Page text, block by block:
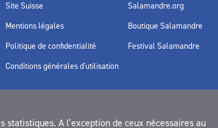
Site Suisse
Mentions légales
Politique de confidentialité
Conditions générales d'utilisation
Salamandre.org
Boutique Salamandre
Festival Salamandre
A l’exception de ceux nécessaires au